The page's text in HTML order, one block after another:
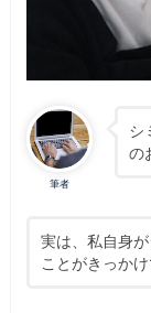
筆者
シ
の
実は、私自身
ことがきっかけ